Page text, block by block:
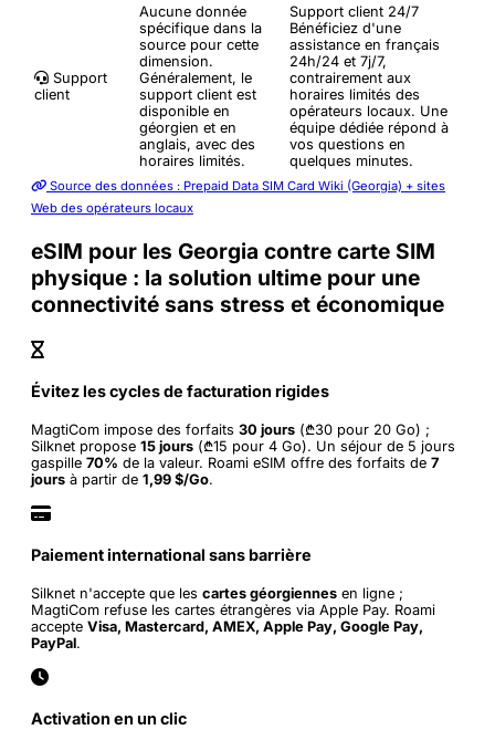
Support
client
Aucune donnée
spécifique dans la
source pour cette
dimension.
Généralement, le
support client est
disponible en
géorgien et en
anglais, avec des
horaires limités.
Support client 24/7
Bénéficiez d'une
assistance en français
24h/24 et 7j/7,
contrairement aux
horaires limités des
opérateurs locaux. Une
équipe dédiée répond à
vos questions en
quelques minutes.
Source des données : Prepaid Data SIM Card Wiki (Georgia) + sites
Web des opérateurs locaux
eSIM pour les Georgia contre carte SIM
physique : la solution ultime pour une
connectivité sans stress et économique
Évitez les cycles de facturation rigides
MagtiCom impose des forfaits 30 jours (₾30 pour 20 Go) ;
Silknet propose 15 jours (₾15 pour 4 Go). Un séjour de 5 jours
gaspille 70% de la valeur. Roami eSIM offre des forfaits de 7
jours à partir de 1,99 $/Go.
Paiement international sans barrière
Silknet n'accepte que les cartes géorgiennes en ligne ;
MagtiCom refuse les cartes étrangères via Apple Pay. Roami
accepte Visa, Mastercard, AMEX, Apple Pay, Google Pay,
PayPal.
Activation en un clic